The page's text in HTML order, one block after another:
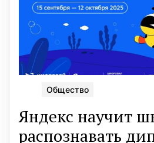
Общество
Яндекс научит
распознавать